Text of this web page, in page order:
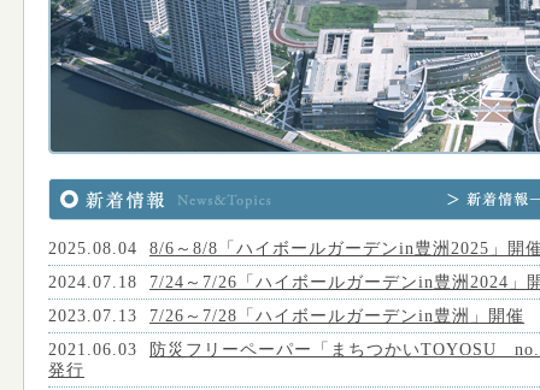
2025.08.04 8/6～8/8「ハイボールガーデンin豊洲2025」開
2024.07.18 7/24～7/26「ハイボールガーデンin豊洲2024」
2023.07.13 7/26～7/28「ハイボールガーデンin豊洲」開催
2021.06.03
防災フリーペーパー「まちつかいTOYOSU
発行